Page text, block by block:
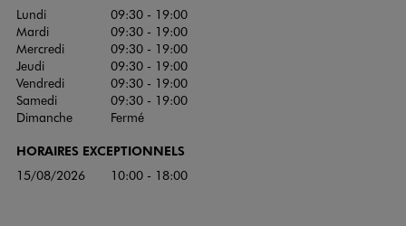
Lundi
09:30 - 19:00
Mardi
09:30 - 19:00
Mercredi
09:30 - 19:00
Jeudi
09:30 - 19:00
Vendredi
09:30 - 19:00
Samedi
09:30 - 19:00
Dimanche
Fermé
HORAIRES EXCEPTIONNELS
15/08/2026 10:00 - 18:00